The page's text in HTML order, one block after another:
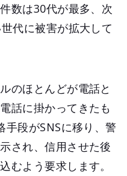
数は30代が最多、次
代に被害が拡大して
のほとんどが電話と
話に掛かってきたも
手段がSNSに移り、警
され、信用させた後
むよう要求します。